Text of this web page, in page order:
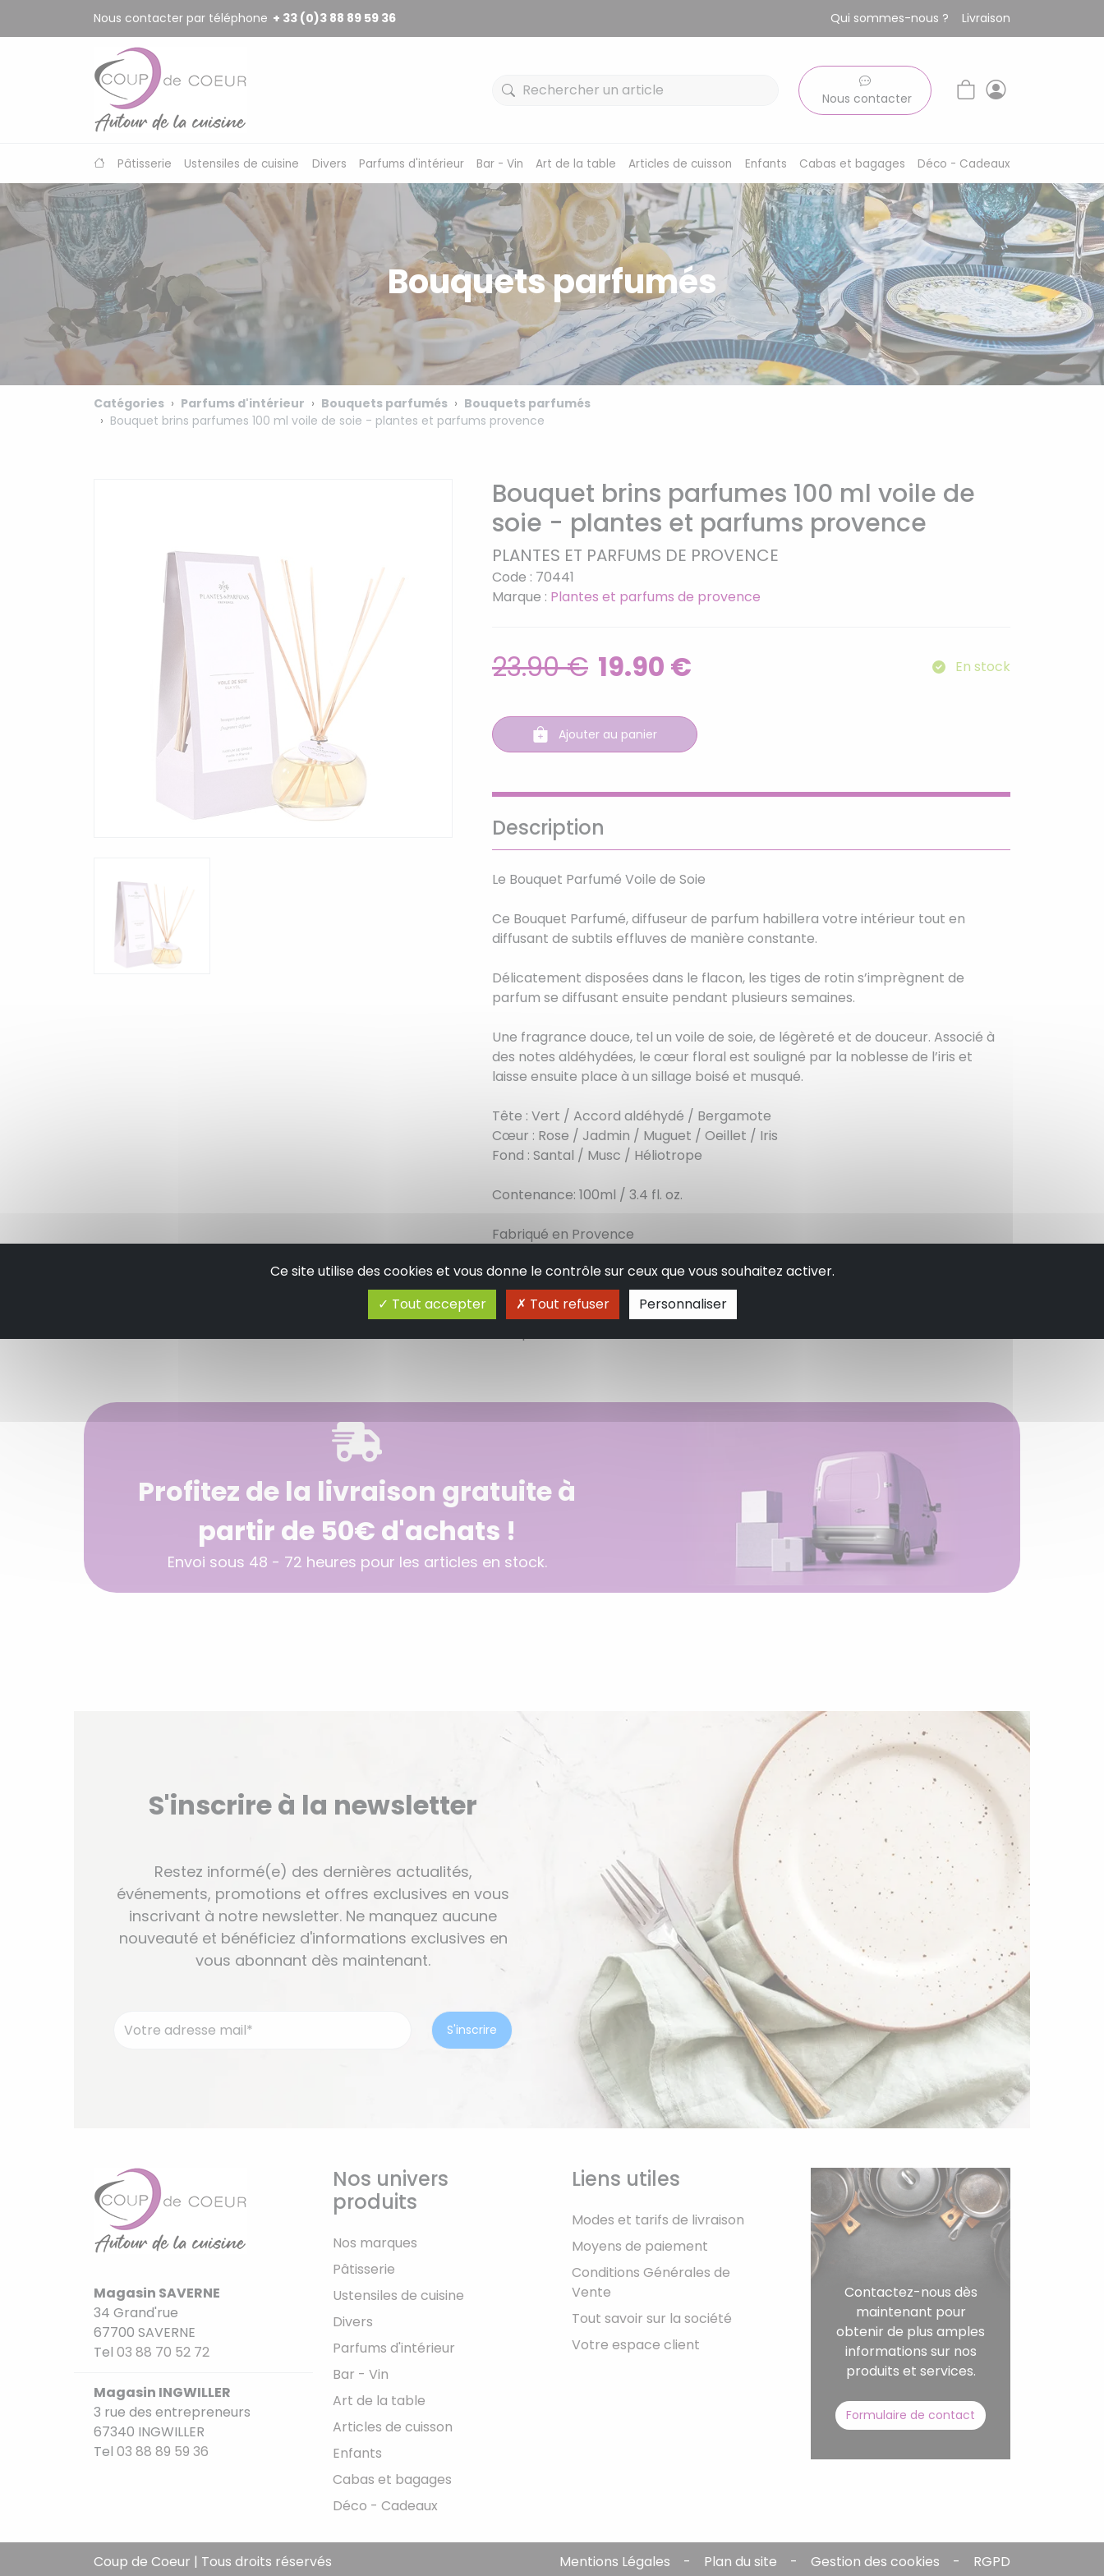
Nous contacter par téléphone + 33 (0)3 88 89 59 36 Qui sommes-nous ? Livraison
Nous contacter
Pâtisserie Ustensiles de cuisine Divers Parfums d'intérieur Bar - Vin Art de la table Articles de cuisson Enfants Cabas et bagages Déco - Cadeaux
Bouquets parfumés
Catégories Parfums d'intérieur Bouquets parfumés
Bouquets parfumés
Bouquet brins parfumes 100 ml voile de soie - plantes et parfums provence
Bouquet brins parfumes 100 ml voile de
soie - plantes et parfums provence
PLANTES ET PARFUMS DE PROVENCE
Code : 70441
Marque : Plantes et parfums de provence
23.90 € 19.90 € En stock
Ajouter au panier
Description
Le Bouquet Parfumé Voile de Soie
Ce Bouquet Parfumé, diffuseur de parfum habillera votre intérieur tout en
diffusant de subtils effluves de manière constante.
Délicatement disposées dans le flacon, les tiges de rotin s’imprègnent de
parfum se diffusant ensuite pendant plusieurs semaines.
Une fragrance douce, tel un voile de soie, de légèreté et de douceur. Associé à
des notes aldéhydées, le cœur floral est souligné par la noblesse de l’iris et
laisse ensuite place à un sillage boisé et musqué.
Tête : Vert / Accord aldéhydé / Bergamote
Cœur : Rose / Jadmin / Muguet / Oeillet / Iris
Fond : Santal / Musc / Héliotrope
Contenance: 100ml / 3.4 fl. oz.
Fabriqué en Provence
Tremper les tiges de rotin dans le parfum. Au bout de 24 heures le parfum a
imprégné les tiges et se diffuse dans l’atmosphère.
Profitez de la livraison gratuite à
partir de 50€ d'achats !
Envoi sous 48 - 72 heures pour les articles en stock.
S'inscrire à la newsletter
Restez informé(e) des dernières actualités,
événements, promotions et offres exclusives en vous
inscrivant à notre newsletter. Ne manquez aucune
nouveauté et bénéficiez d'informations exclusives en
vous abonnant dès maintenant.
Magasin SAVERNE
34 Grand'rue
67700 SAVERNE
Tel 03 88 70 52 72
Magasin INGWILLER
3 rue des entrepreneurs
67340 INGWILLER
Tel 03 88 89 59 36
Nos univers
produits
Nos marques
Pâtisserie
Ustensiles de cuisine
Divers
Parfums d'intérieur
Bar - Vin
Art de la table
Articles de cuisson
Enfants
Cabas et bagages
Déco - Cadeaux
Liens utiles
Modes et tarifs de livraison
Moyens de paiement
Conditions Générales de
Vente
Tout savoir sur la société
Votre espace client
Contactez-nous dès
maintenant pour
obtenir de plus amples
informations sur nos
produits et services.
Formulaire de contact
Coup de Coeur | Tous droits réservés Mentions Légales Plan du site Gestion des cookies RGPD
Panneau de gestion des cookies
Ce site utilise des cookies et vous donne le contrôle sur ceux que vous souhaitez activer.
Tout accepter
Tout refuser Personnaliser